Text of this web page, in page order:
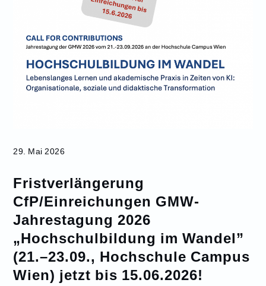
29. Mai 2026
Fristverlängerung
CfP/Einreichungen GMW-
Jahrestagung 2026
„Hochschulbildung im Wandel”
(21.–23.09., Hochschule Campus
Wien) jetzt bis 15.06.2026!